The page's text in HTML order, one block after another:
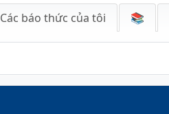
Các báo thức của tôi 📚